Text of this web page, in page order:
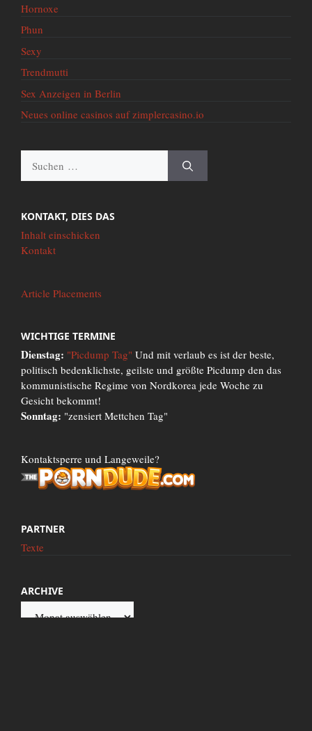
Hornoxe
Phun
Sexy
Trendmutti
Sex Anzeigen in Berlin
Neues online casinos auf zimplercasino.io
nach:
KONTAKT, DIES DAS
Inhalt einschicken
Kontakt
Article Placements
WICHTIGE TERMINE
Dienstag: "Picdump Tag" Und mit verlaub es ist der beste,
politisch bedenklichste, geilste und größte Picdump den das
kommunistische Regime von Nordkorea jede Woche zu
Gesicht bekommt!
Sonntag: "zensiert Mettchen Tag"
Kontaktsperre und Langeweile?
PARTNER
Texte
ARCHIVE